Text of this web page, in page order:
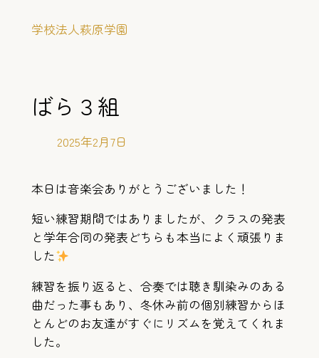
学校法人萩原学園
ばら３組
2025年2月7日
本日は音楽会ありがとうございました！
短い練習期間ではありましたが、クラスの発表
と学年合同の発表どちらも本当によく頑張りま
した
練習を振り返ると、合奏では聴き馴染みのある
曲だった事もあり、冬休み前の個別練習からほ
とんどのお友達がすぐにリズムを覚えてくれま
した。